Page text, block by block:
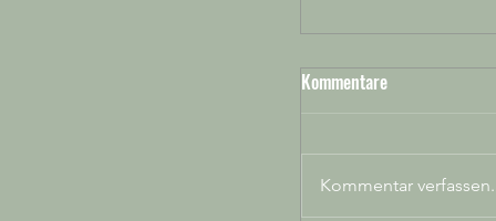
Kommentare
Kommentar